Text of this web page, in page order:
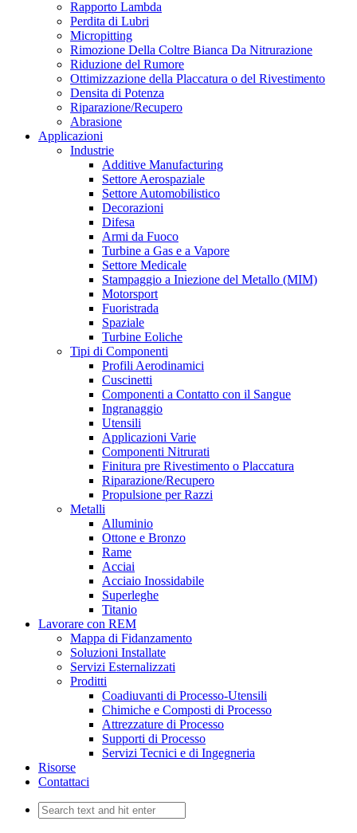
Rapporto Lambda
Perdita di Lubri
Micropitting
Rimozione Della Coltre Bianca Da Nitrurazione
Riduzione del Rumore
Ottimizzazione della Placcatura o del Rivestimento
Densita di Potenza
Riparazione/Recupero
Abrasione
Applicazioni
Industrie
Additive Manufacturing
Settore Aerospaziale
Settore Automobilistico
Decorazioni
Difesa
Armi da Fuoco
Turbine a Gas e a Vapore
Settore Medicale
Stampaggio a Iniezione del Metallo (MIM)
Motorsport
Fuoristrada
Spaziale
Turbine Eoliche
Tipi di Componenti
Profili Aerodinamici
Cuscinetti
Componenti a Contatto con il Sangue
Ingranaggio
Utensili
Applicazioni Varie
Componenti Nitrurati
Finitura pre Rivestimento o Placcatura
Riparazione/Recupero
Propulsione per Razzi
Metalli
Alluminio
Ottone e Bronzo
Rame
Acciai
Acciaio Inossidabile
Superleghe
Titanio
Lavorare con REM
Mappa di Fidanzamento
Soluzioni Installate
Servizi Esternalizzati
Proditti
Coadiuvanti di Processo-Utensili
Chimiche e Composti di Processo
Attrezzature di Processo
Supporti di Processo
Servizi Tecnici e di Ingegneria
Risorse
Contattaci